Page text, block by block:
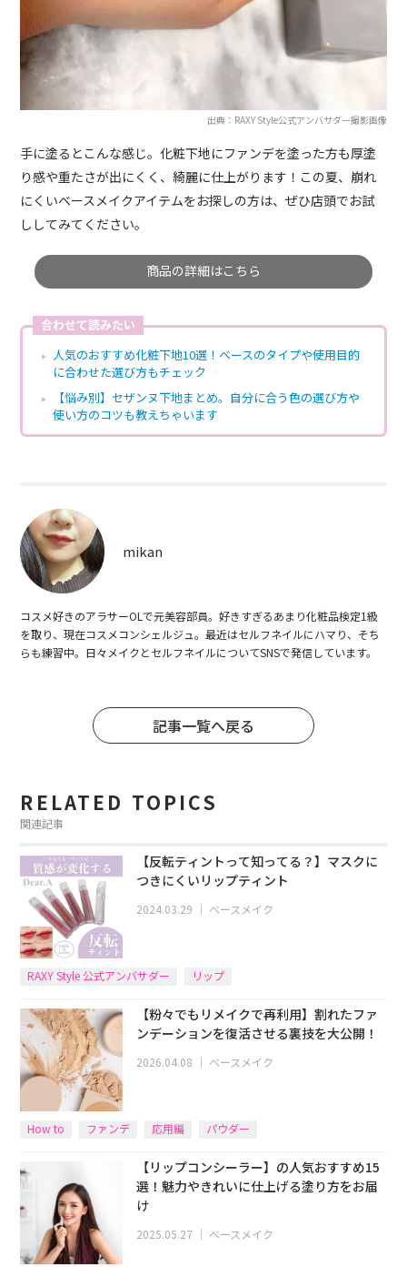
出典：RAXY Style公式アンバサダー撮影画像
手に塗るとこんな感じ。化粧下地にファンデを塗った方も厚塗
り感や重たさが出にくく、綺麗に仕上がります！この夏、崩れ
にくいベースメイクアイテムをお探しの方は、ぜひ店頭でお試
ししてみてください。
商品の詳細はこちら
合わせて読みたい
人気のおすすめ化粧下地10選！ベースのタイプや使用目的
に合わせた選び方もチェック
【悩み別】セザンヌ下地まとめ。自分に合う色の選び方や
使い方のコツも教えちゃいます
mikan
コスメ好きのアラサーOLで元美容部員。好きすぎるあまり化粧品検定1級
を取り、現在コスメコンシェルジュ。最近はセルフネイルにハマり、そち
らも練習中。日々メイクとセルフネイルについてSNSで発信しています。
記事一覧へ戻る
RELATED TOPICS
関連記事
【反転ティントって知ってる？】マスクに
つきにくいリップティント
2024.03.29 ｜ ベースメイク
RAXY Style 公式アンバサダー リップ
【粉々でもリメイクで再利用】割れたファ
ンデーションを復活させる裏技を大公開！
2026.04.08 ｜ ベースメイク
How to ファンデ 応用編 パウダー
【リップコンシーラー】の人気おすすめ15
選！魅力やきれいに仕上げる塗り方をお届
け
2025.05.27 ｜ ベースメイク